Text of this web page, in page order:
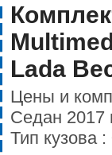
Lada
Цены и
Седан 2017
Тип кузова :